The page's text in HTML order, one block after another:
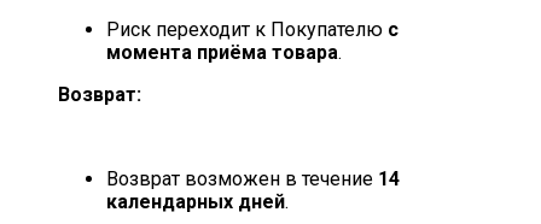
Риск переходит к Покупателю с
момента приёма товара.
Возврат:
Возврат возможен в течение 14
календарных дней.